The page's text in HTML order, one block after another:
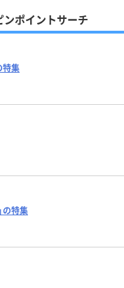
ンポイントサーチ
特集
特集